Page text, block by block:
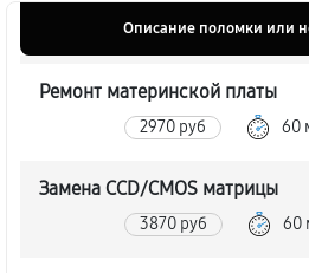
Описание поломки или
Ремонт материнской платы
2970 руб 60
Замена CCD/CMOS матрицы
3870 руб 60